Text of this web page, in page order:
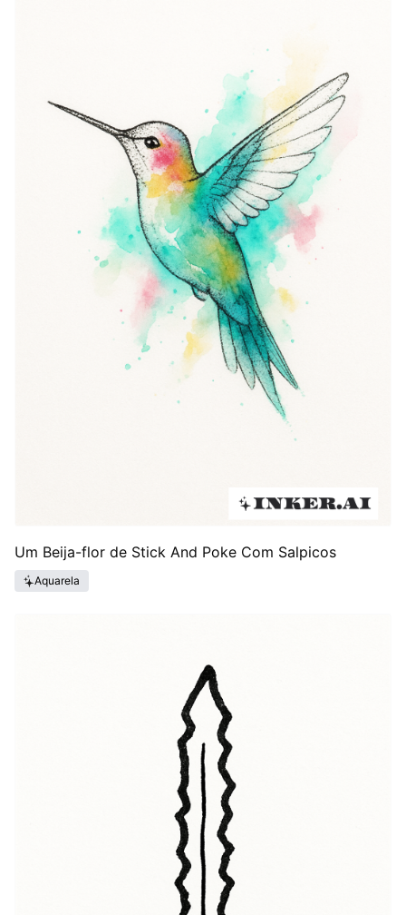
Um Beija-flor de Stick And Poke Com Salpicos
Aquarela